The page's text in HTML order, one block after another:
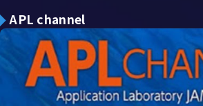
APL channel